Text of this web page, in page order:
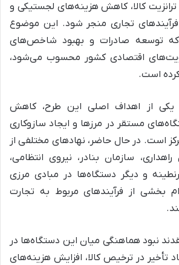
کالا، کاهش هزینه‌های لجستیکی و
تجاری منجر شود. این موضوع
که توسعه صادرات و بهبود شاخص‌های
اقتصادی کشور محسوب می‌شود،
است.
یکی از اهداف اصلی این طرح، کاهش
مستقر در مرزها و ایجاد سازوکاری
است. در حال حاضر، نهادهای مختلفی از
سازمان بنادر، نیروی انتظامی،
و دیگر دستگاه‌ها در مبادی مرزی
بخشی از فرآیندهای مربوط به تجارت
نبود هماهنگی میان این دستگاه‌ها در
تأخیر در ترخیص کالا، افزایش هزینه‌های